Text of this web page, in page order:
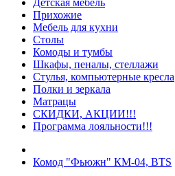
Детская мебель
Прихожие
Мебель для кухни
Столы
Комоды и тумбы
Шкафы, пеналы, стеллажи
Стулья, компьютерные кресла
Полки и зеркала
Матрацы
СКИДКИ, АКЦИИ!!!
Программа лояльности!!!
Комод "Фьюжн" КМ-04, BTS